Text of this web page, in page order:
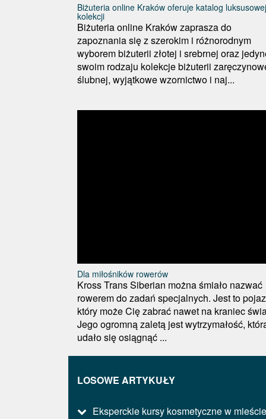
Biżuteria online Kraków oferuje katalog luksusowej
kolekcji
Biżuteria online Kraków zaprasza do
zapoznania się z szerokim i różnorodnym
wyborem biżuterii złotej i srebrnej oraz
swoim rodzaju kolekcje biżuterii
ślubnej, wyjątkowe wzornictwo i naj...
Dla miłośników rowerów
Kross Trans Siberian można śmiało nazwać
rowerem do zadań specjalnych. Jest to
który może Cię zabrać nawet na kraniec
Jego ogromną zaletą jest wytrzymałość,
udało się osiągnąć ...
LOSOWE ARTYKUŁY
Eksperckie kursy kosmetyczne w mieście